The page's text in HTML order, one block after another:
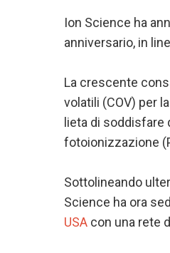
Ion Science ha
anniversario, in
La crescente
volatili (COV) per
lieta di soddisfare
fotoionizzazione
Sottolineando
Science ha ora
USA con una rete